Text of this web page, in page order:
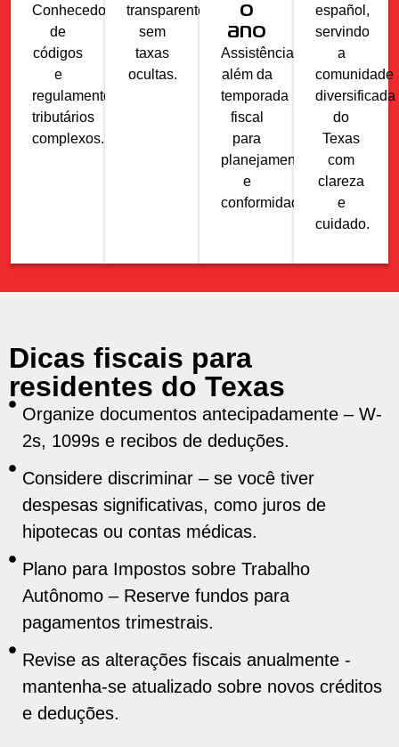
Conhecedor
de
códigos
e
regulamentos
tributários
complexos.
transparentes
sem
taxas
ocultas.
o
ano
Assistência
além da
temporada
fiscal
para
planejamento
e
conformidade.
español,
servindo
a
comunidade
diversificada
do
Texas
com
clareza
e
cuidado.
Dicas fiscais para
residentes do Texas
Organize documentos antecipadamente – W-
2s, 1099s e recibos de deduções.
Considere discriminar – se você tiver
despesas significativas, como juros de
hipotecas ou contas médicas.
Plano para Impostos sobre Trabalho
Autônomo – Reserve fundos para
pagamentos trimestrais.
Revise as alterações fiscais anualmente -
mantenha-se atualizado sobre novos créditos
e deduções.